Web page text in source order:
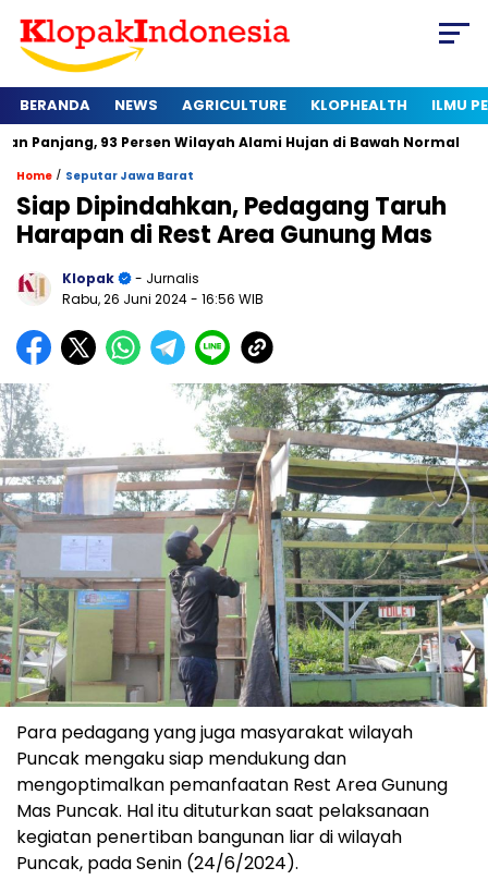
BERANDA NEWS AGRICULTURE KLOPHEALTH ILMU
93 Persen Wilayah Alami Hujan di Bawah Normal Kapan
Home / Seputar Jawa Barat
Siap Dipindahkan, Pedagang Taruh
Harapan di Rest Area Gunung Mas
Klopak
- Jurnalis
Rabu, 26 Juni 2024- 16:56 WIB
Para pedagang yang juga masyarakat wilayah
Puncak mengaku siap mendukung dan
mengoptimalkan pemanfaatan Rest Area Gunung
Mas Puncak. Hal itu dituturkan saat pelaksanaan
kegiatan penertiban bangunan liar di wilayah
Puncak, pada Senin (24/6/2024).